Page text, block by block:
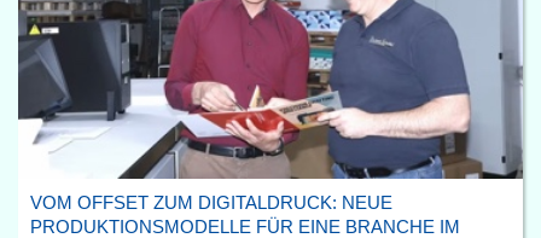
VOM OFFSET ZUM DIGITALDRUCK: NEUE
PRODUKTIONSMODELLE FÜR EINE BRANCHE IM